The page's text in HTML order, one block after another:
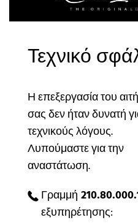
Τεχνικό
Η επεξεργασία του
σας δεν ήταν δυνατή
τεχνικούς λόγους.
Λυπούμαστε για την
αναστάτωση.
Γραμμή
εξυπηρέτησης: